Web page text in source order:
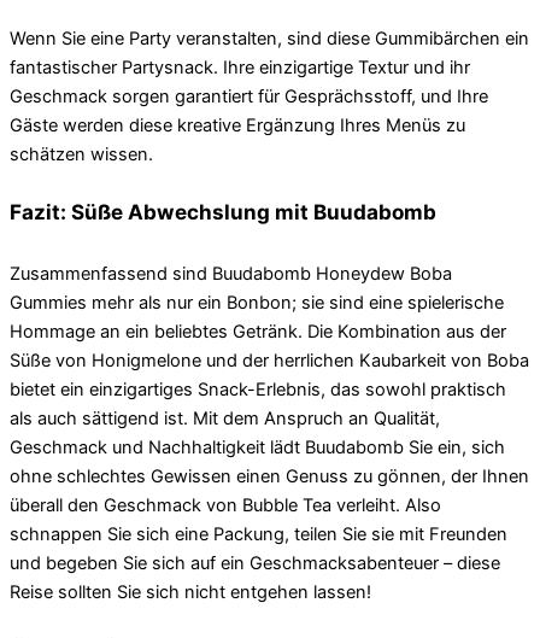
Wenn Sie eine Party veranstalten, sind diese Gummibärchen ein
fantastischer Partysnack. Ihre einzigartige Textur und ihr
Geschmack sorgen garantiert für Gesprächsstoff, und Ihre
Gäste werden diese kreative Ergänzung Ihres Menüs zu
schätzen wissen.
Fazit: Süße Abwechslung mit Buudabomb
Zusammenfassend sind Buudabomb Honeydew Boba
Gummies mehr als nur ein Bonbon; sie sind eine spielerische
Hommage an ein beliebtes Getränk. Die Kombination aus der
Süße von Honigmelone und der herrlichen Kaubarkeit von Boba
bietet ein einzigartiges Snack-Erlebnis, das sowohl praktisch
als auch sättigend ist. Mit dem Anspruch an Qualität,
Geschmack und Nachhaltigkeit lädt Buudabomb Sie ein, sich
ohne schlechtes Gewissen einen Genuss zu gönnen, der Ihnen
überall den Geschmack von Bubble Tea verleiht. Also
schnappen Sie sich eine Packung, teilen Sie sie mit Freunden
und begeben Sie sich auf ein Geschmacksabenteuer – diese
Reise sollten Sie sich nicht entgehen lassen!